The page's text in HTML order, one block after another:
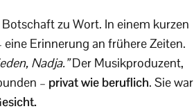
zu Wort. In einem kurzen
Erinnerung an frühere Zeiten.
Nadja.”Der Musikproduzent,
– privat wie beruflich. Sie war